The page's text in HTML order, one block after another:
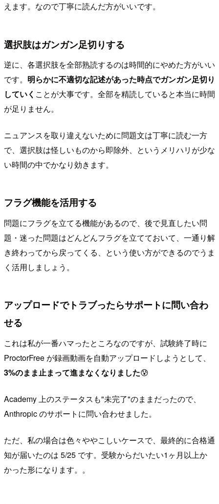
えます。なので丁寧に読んだ方がいいです。
選択肢はガンガン足切りする
逆に、各選択肢を全部熟読するのは時間的にやめた方がいい
です。 明らかに不適切な記述があった時点でガンガン足切り
していく ことが大事です。全部を精読していると本当に時間
が足りません。
ニュアンスを取り違えないために問題文は丁寧に読む一方
で、選択肢は怪しいものから即除外、というメリハリが少な
い時間の中でかなり効きます。
フラグ機能を活用する
問題にフラグを立てる機能があるので、後で見直したい問
題・迷った問題はどんどんフラグを立てておいて、一通り解
き終わってから戻ってくる、という使い方ができるのでうま
く活用しましょう。
アップロードでトラブったらサポートに問い合わ
せる
これは私が一番ハマったところなのですが、試験終了時に
ProctorFree が録画動画を自動アップロードしようとして、
3%のまま止まって進まなくなりました😰
Academy 上のステータスも"未完了"のままだったので、
Anthropic のサポートに問い合わせました。
ただ、私の場合は色々ややこしいケースで、最終的に合格通
知が届いたのは 5/25 です。受験からだいたい1ヶ月以上か
かった形になります。。